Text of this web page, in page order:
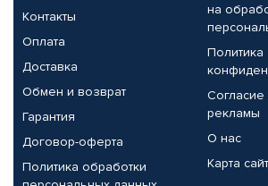
Контакты
Оплата
Доставка
Обмен и возврат
Гарантия
Договор-оферта
Политика обработки
на
Политика
рекламы
О нас
Карта